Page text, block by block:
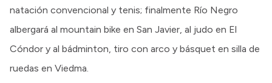
natación convencional y tenis; finalmente Río Negro
albergará al mountain bike en San Javier, al judo en El
Cóndor y al bádminton, tiro con arco y básquet en silla de
ruedas en Viedma.